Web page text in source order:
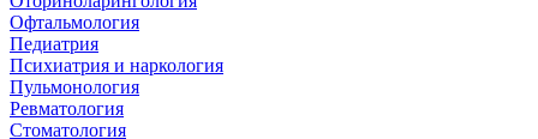
Офтальмология
Педиатрия
Психиатрия и наркология
Пульмонология
Ревматология
Стоматология